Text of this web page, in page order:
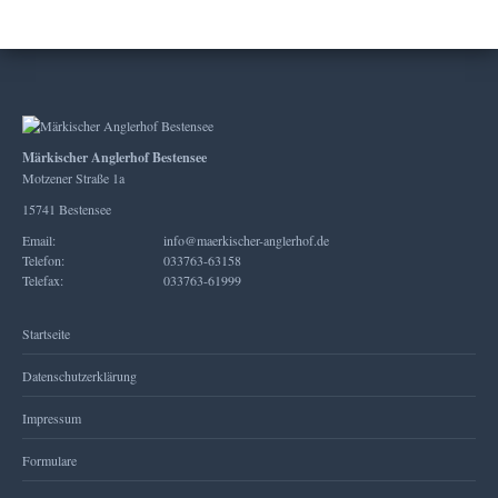
Märkischer Anglerhof Bestensee
Motzener Straße 1a
15741 Bestensee
Email:
info@maerkischer-anglerhof.de
Telefon:
033763-63158
Telefax:
033763-61999
Startseite
Datenschutzerklärung
Impressum
Formulare